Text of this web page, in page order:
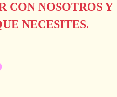
CON NOSOTROS Y
NECESITES.